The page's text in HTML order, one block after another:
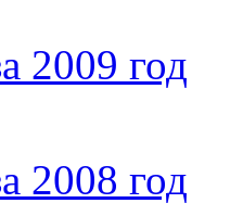
2009 год
2008 год